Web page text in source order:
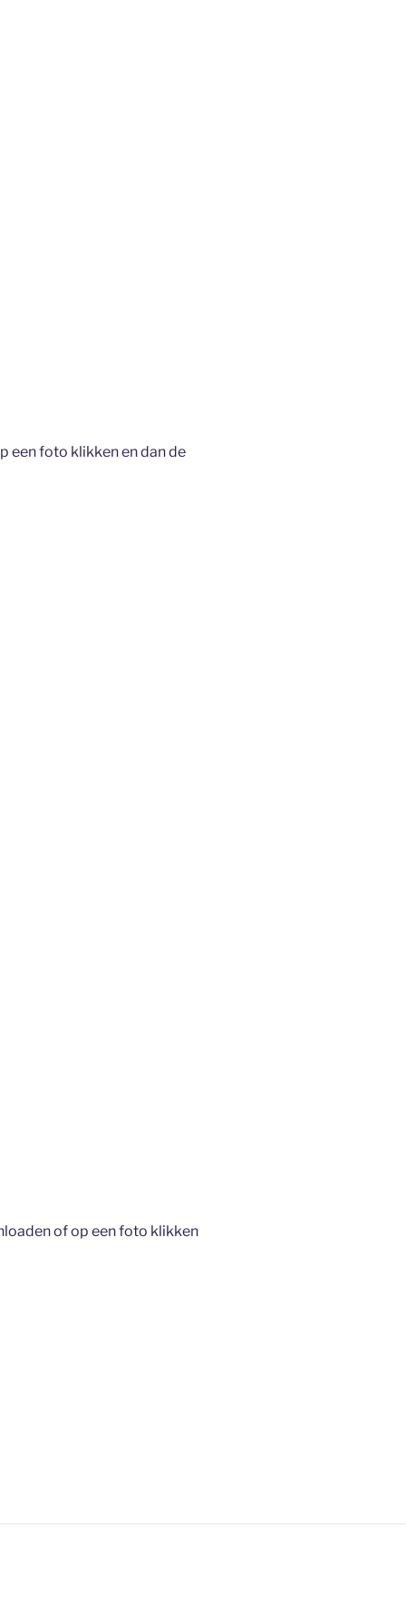
een foto klikken en dan de
of op een foto klikken